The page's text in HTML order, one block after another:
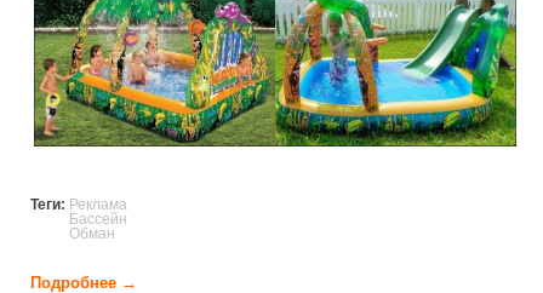
Теги: Реклама
Бассейн
Обман
Подробнее →